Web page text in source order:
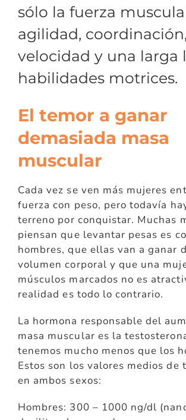
sólo la fuerza
agilidad,
velocidad y una larga
habilidades motrices.
El temor a ganar
demasiada masa
muscular
Cada vez se ven más mujeres
fuerza con peso, pero todavía
terreno por conquistar. Muchas
piensan que levantar pesas es
hombres, que ellas van a ganar
volumen corporal y que una
músculos marcados no es
realidad es todo lo contrario.
La hormona responsable del
masa muscular es la
tenemos mucho menos que los
Estos son los valores medios de
en ambos sexos:
Hombres: 300 – 1000 ng/dl